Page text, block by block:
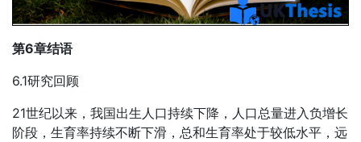
第6章结语
6.1研究回顾
21世纪以来，我国出生人口持续下降，人口总量进入负增长
阶段，生育率持续不断下滑，总和生育率处于较低水平，远